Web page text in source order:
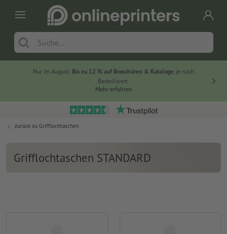
Nur im August: Bis zu 12 % auf Broschüren & Kataloge, je nach
Bestellwert.
Mehr erfahren
zurück zu Grifflochtaschen
Grifflochtaschen STANDARD